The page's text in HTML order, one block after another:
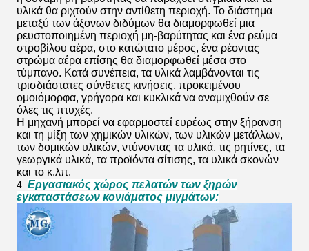
υλικά θα ριχτούν στην αντίθετη περιοχή. Το διάστημα
μεταξύ των άξονων διδύμων θα διαμορφωθεί μια
ρευστοποιημένη περιοχή μη-βαρύτητας και ένα ρεύμα
στροβίλου αέρα, στο κατώτατο μέρος, ένα ρέοντας
στρώμα αέρα επίσης θα διαμορφωθεί μέσα στο
τύμπανο. Κατά συνέπεια, τα υλικά λαμβάνονται τις
τρισδιάστατες σύνθετες κινήσεις, προκειμένου
ομοιόμορφα, γρήγορα και κυκλικά να αναμιχθούν σε
όλες τις πτυχές.
Η μηχανή μπορεί να εφαρμοστεί ευρέως στην ξήρανση
και τη μίξη των χημικών υλικών, των υλικών μετάλλων,
των δομικών υλικών, ντύνοντας τα υλικά, τις ρητίνες, τα
γεωργικά υλικά, τα προϊόντα σίτισης, τα υλικά σκονών
και το κ.λπ.
4. Εργασιακός χώρος πελατών των ξηρών
εγκαταστάσεων κονιάματος μιγμάτων: